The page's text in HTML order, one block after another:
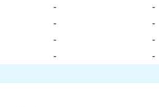
-
-
-
-
-
-
- -